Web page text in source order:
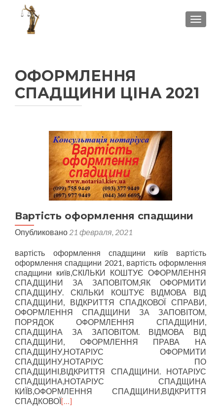
ОФОРМЛЕННЯ
СПАДЩИНИ ЦІНА 2021
Вартість оформлення спадщини
Опубликовано 21 февраля, 2021
вартість оформлення спадщини київ вартість
оформлення спадщини 2021, вартість оформлення
спадщини київ,СКІЛЬКИ КОШТУЄ ОФОРМЛЕННЯ
СПАДЩИНИ ЗА ЗАПОВІТОМ,ЯК ОФОРМИТИ
СПАДЩИНУ. СКІЛЬКИ КОШТУЄ ВІДМОВА ВІД
СПАДЩИНИ, ВІДКРИТТЯ СПАДКОВОЇ СПРАВИ,
ОФОРМЛЕННЯ СПАДЩИНИ ЗА ЗАПОВІТОМ,
ПОРЯДОК ОФОРМЛЕННЯ СПАДЩИНИ,
СПАДЩИНА ЗА ЗАПОВІТОМ. ВІДМОВА ВІД
СПАДЩИНИ, ОФОРМЛЕННЯ ПРАВА НА
СПАДЩИНУ,НОТАРІУС ОФОРМИТИ
СПАДЩИНУ,НОТАРІУС ПО
СПАДЩИНІ,ВІДКРИТТЯ СПАДЩИНИ. НОТАРІУС
СПАДЩИНА,НОТАРІУС СПАДЩИНА
КИЇВ,ОФОРМЛЕННЯ СПАДЩИНИ,ВІДКРИТТЯ
СПАДКОВОЇ[…]